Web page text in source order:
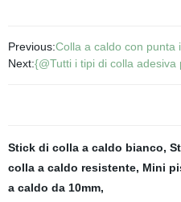
Previous:Colla a caldo con punta
Next:{@Tutti i tipi di colla
Stick di colla a caldo bianco,
colla a caldo resistente, Mini
a caldo da 10mm,